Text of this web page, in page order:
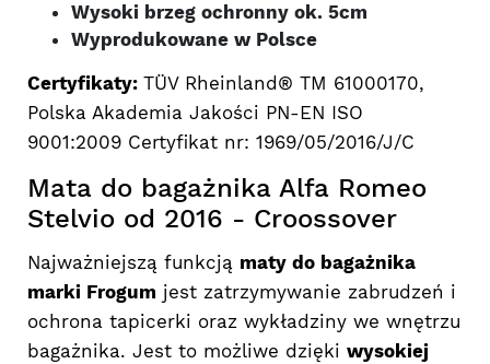
Wysoki brzeg ochronny ok. 5cm
Wyprodukowane w Polsce
Certyfikaty: TÜV Rheinland® TM 61000170,
Polska Akademia Jakości PN-EN ISO
9001:2009 Certyfikat nr: 1969/05/2016/J/C
Mata do bagażnika Alfa Romeo
Stelvio od 2016 - Croossover
Najważniejszą funkcją maty do bagażnika
marki Frogum jest zatrzymywanie zabrudzeń i
ochrona tapicerki oraz wykładziny we wnętrzu
bagażnika. Jest to możliwe dzięki wysokiej